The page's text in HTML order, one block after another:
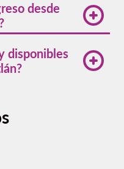
anticipación para
desde
semanales.
disponibles